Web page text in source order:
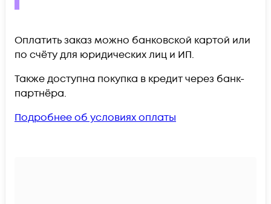
Оплатить заказ можно банковской картой или
по счёту для юридических лиц и ИП.
Также доступна покупка в кредит через банк-
партнёра.
Подробнее об условиях оплаты